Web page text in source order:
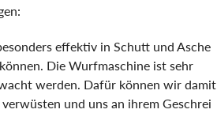
effektiv in Schutt und Asche
Die Wurfmaschine ist sehr
werden. Dafür können wir damit
und uns an ihrem Geschrei